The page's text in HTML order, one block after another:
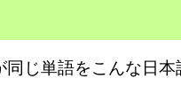
じ単語をこんな日